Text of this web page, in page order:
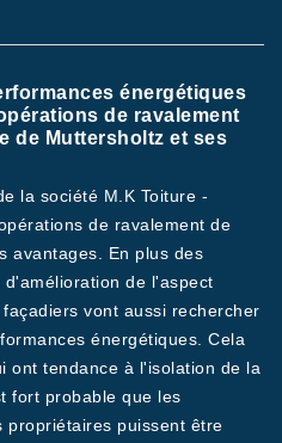
énergétiques
de ravalement
de Muttersholtz et ses
la société M.K Toiture -
de ravalement de
avantages. En plus des
de l'aspect
vont aussi rechercher
énergétiques. Cela
ont tendance à l'isolation de la
fort probable que les
propriétaires puissent être